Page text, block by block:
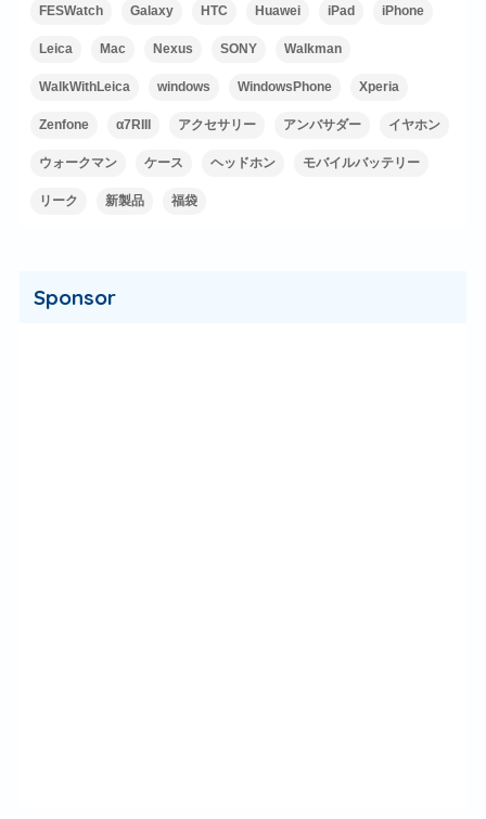
FESWatch Galaxy HTC Huawei iPad iPhone
Leica Mac Nexus SONY Walkman
WalkWithLeica windows WindowsPhone Xperia
Zenfone α7RIII アクセサリー アンバサダー イヤホン
ウォークマン ケース ヘッドホン モバイルバッテリー
リーク 新製品 福袋
Sponsor